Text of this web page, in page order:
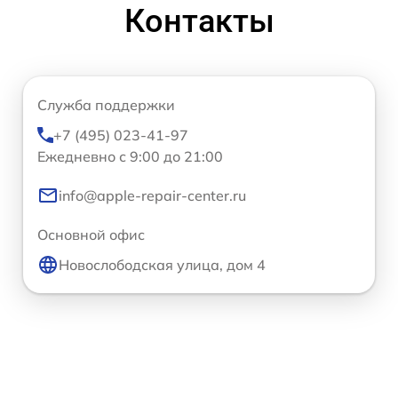
Контакты
Служба поддержки
+7 (495) 023-41-97
Ежедневно с 9:00 до 21:00
info@apple-repair-center.ru
Основной офис
Новослободская улица, дом 4